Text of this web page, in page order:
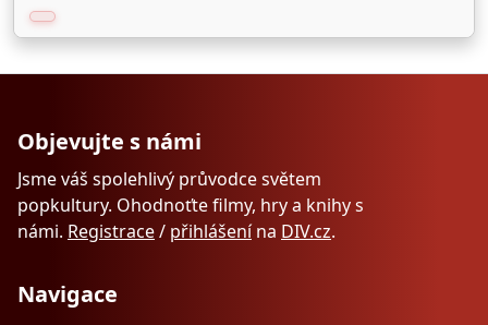
Objevujte s námi
Jsme váš spolehlivý průvodce světem
popkultury. Ohodnoťte filmy, hry a knihy s
námi. Registrace/ přihlášenína DIV.cz.
Navigace